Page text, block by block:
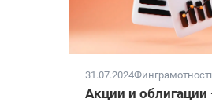
31.07.2024
Акции и